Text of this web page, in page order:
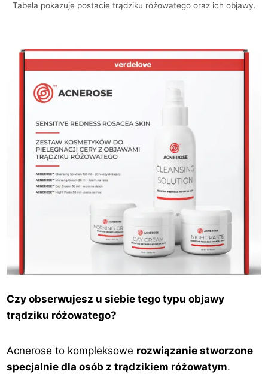
Tabela pokazuje postacie trądziku różowatego oraz ich objawy.
Czy obserwujesz u siebie tego typu objawy
trądziku różowatego?
Acnerose to kompleksowe rozwiązanie stworzone
specjalnie dla osób z trądzikiem różowatym.